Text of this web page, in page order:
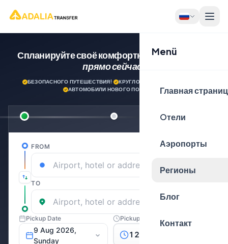
Menü
Главная
Oтели
Аэропорты
Регионы
Блог
Контакт
Спланируйте своё комфортное путешествие
прямо сейчас!
БЕЗОПАСНОГО ПУТЕШЕСТВИЯ!· КРУГЛОСУТОЧНАЯ ПОДДЕРЖКА
АВТОМОБИЛИ НОВОГО ПОКОЛЕНИЯ